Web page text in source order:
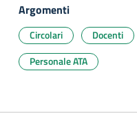
Argomenti
Circolari Docenti
Personale ATA